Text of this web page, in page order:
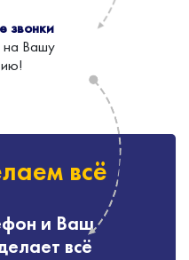
звонки
на Вашу
всё
и Ваш
всё